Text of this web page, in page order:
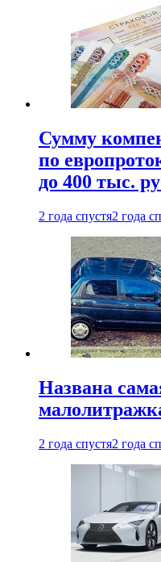
Сумму
по
до 400 тыс.
2 года спустя2 года
Названа
2 года спустя2 года